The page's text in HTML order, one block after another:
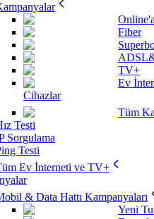
Fiber
TV+
Ev
Cihazlar
Tüm
Testi
Sorgulama
Testi
Ev İnterneti ve TV+
& Data Hattı Kampanyaları
Yeni